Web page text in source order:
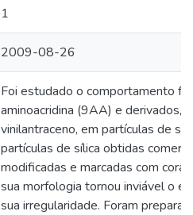
1
2009-08-26
Foi estudado o comportamento
aminoacridina (9AA) e derivados,
vinilantraceno, em partículas de
partículas de sílica obtidas
modificadas e marcadas com
sua morfologia tornou inviável o
sua irregularidade. Foram